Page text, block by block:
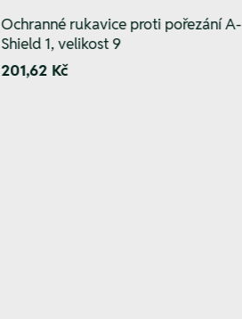
Ochranné rukavice proti pořezání A-
Shield 1, velikost 9
201,62 Kč